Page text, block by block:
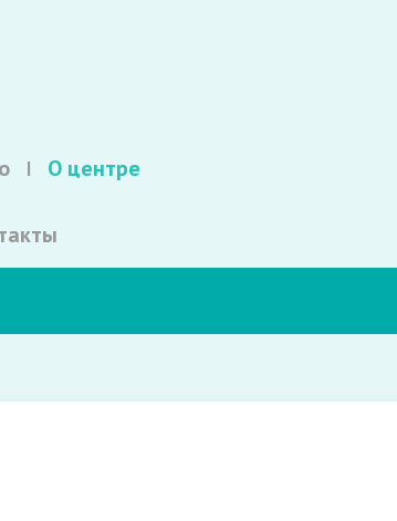
О центре